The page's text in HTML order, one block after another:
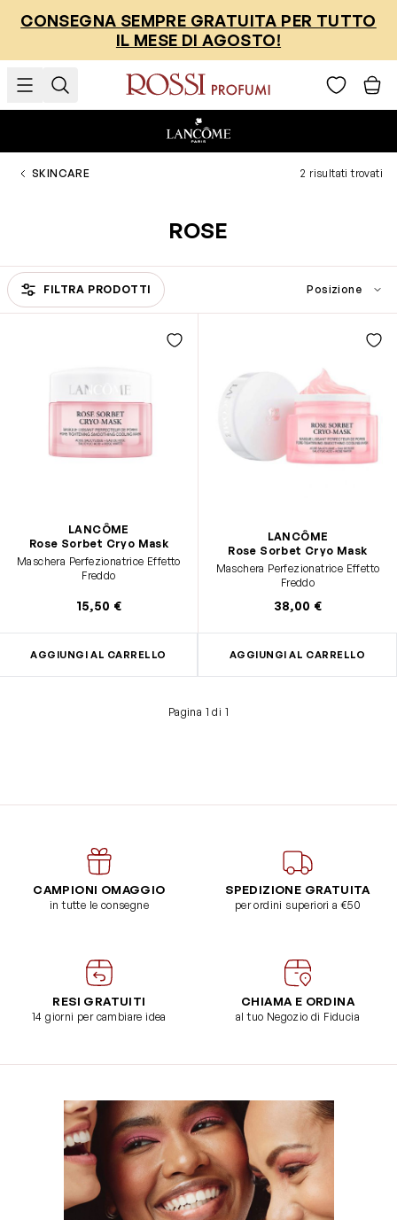
CONSEGNA SEMPRE GRATUITA PER TUTTO
IL MESE DI AGOSTO!
SKINCARE 2 risultati trovati
ROSE
FILTRA PRODOTTI
Passa all'elenco prodotti
LANCÔME
Rose Sorbet Cryo Mask
Maschera Perfezionatrice Effetto
Freddo
15,50 €
AGGIUNGI AL CARRELLO
LANCÔME
Rose Sorbet Cryo Mask
Maschera Perfezionatrice Effetto
Freddo
38,00 €
AGGIUNGI AL CARRELLO
Pagina 1 di 1
CAMPIONI OMAGGIO
in tutte le consegne
SPEDIZIONE GRATUITA
per ordini superiori a €50
RESI GRATUITI
14 giorni per cambiare idea
CHIAMA E ORDINA
al tuo Negozio di Fiducia